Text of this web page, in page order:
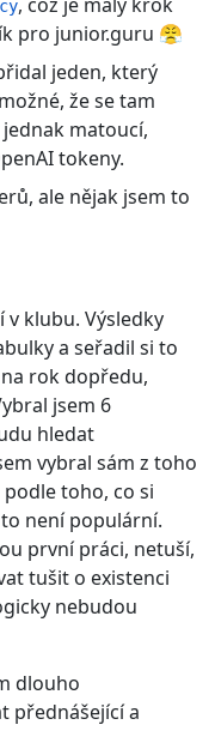
pro junior.guru 😤
jeden, který
že se tam
matoucí,
tokeny.
ale nějak jsem to
v klubu. Výsledky
a seřadil si to
rok dopředu,
jsem 6
hledat
vybral sám z toho
toho, co si
není populární.
první práci, netuší,
tušit o existenci
nebudou
dlouho
přednášející a